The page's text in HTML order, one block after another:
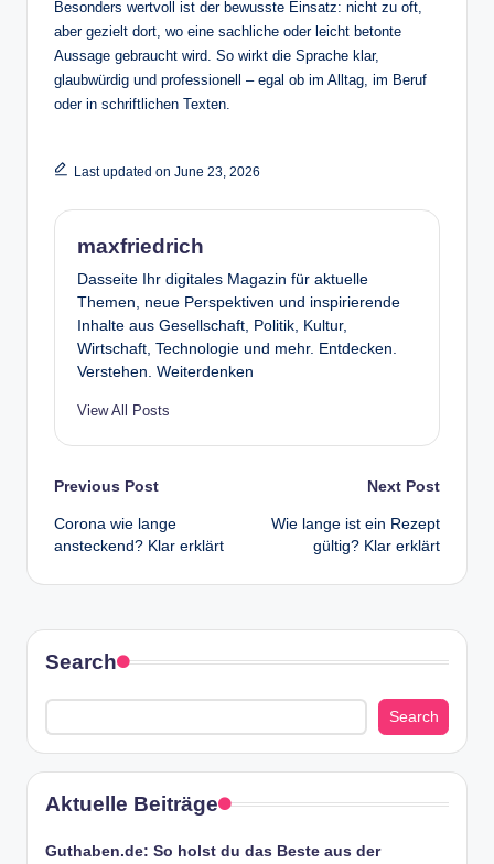
Besonders wertvoll ist der bewusste Einsatz: nicht zu oft,
aber gezielt dort, wo eine sachliche oder leicht betonte
Aussage gebraucht wird. So wirkt die Sprache klar,
glaubwürdig und professionell – egal ob im Alltag, im Beruf
oder in schriftlichen Texten.
Last updated on June 23, 2026
maxfriedrich
Dasseite Ihr digitales Magazin für aktuelle
Themen, neue Perspektiven und inspirierende
Inhalte aus Gesellschaft, Politik, Kultur,
Wirtschaft, Technologie und mehr. Entdecken.
Verstehen. Weiterdenken
View All Posts
Post
navigation
Previous Post
Corona wie lange
ansteckend? Klar erklärt
Next Post
Wie lange ist ein Rezept
gültig? Klar erklärt
Search
Search
Aktuelle Beiträge
Guthaben.de: So holst du das Beste aus der